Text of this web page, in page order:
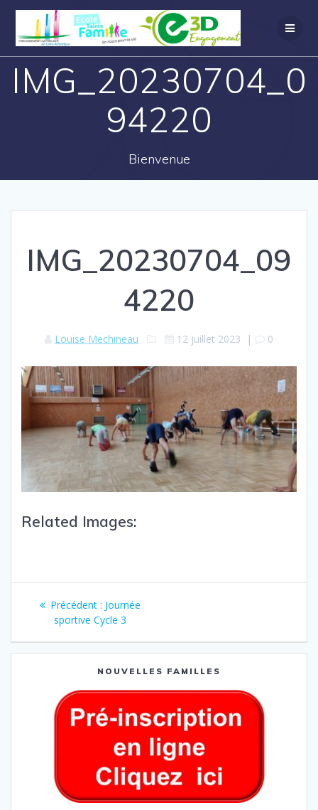
IMG_20230704_0
94220
Bienvenue
IMG_20230704_09
4220
Louise Mechineau 12 juillet 2023 | 0
Related Images:
Précédent : Journée
sportive Cycle 3
NOUVELLES FAMILLES